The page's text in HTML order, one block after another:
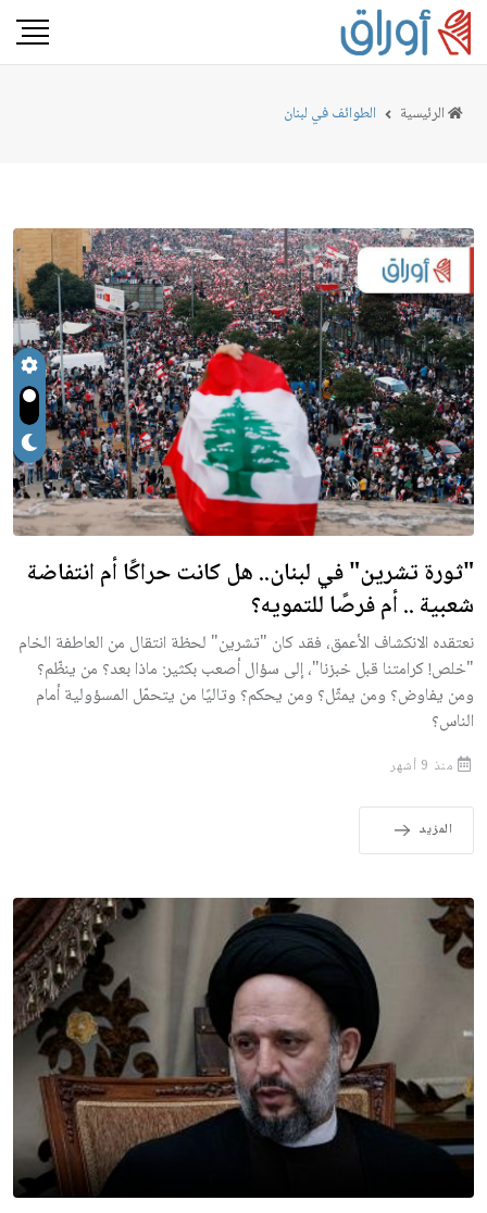
الرئيسية الطوائف في لبنان
"ثورة تشرين" في لبنان.. هل كانت حراكًا أم انتفاضة
شعبية .. أم فرصًا للتمويه؟
نعتقده الانكشاف الأعمق، فقد كان "تشرين" لحظة انتقال من العاطفة الخام
"خلص! كرامتنا قبل خبزنا"، إلى سؤال أصعب بكثير: ماذا بعد؟ من ينظّم؟
ومن يفاوض؟ ومن يمثّل؟ ومن يحكم؟ وتاليًا من يتحمّل المسؤولية أمام
الناس؟
منذ 9 أشهر
المزيد